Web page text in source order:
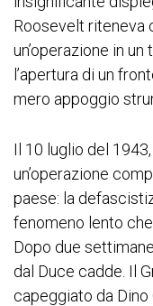
Roosevelt riteneva
un’operazione in un
l’apertura di un
mero appoggio
Il 10 luglio del
un’operazione
paese: la
fenomeno lento
Dopo due
dal Duce cadde. Il
capeggiato da